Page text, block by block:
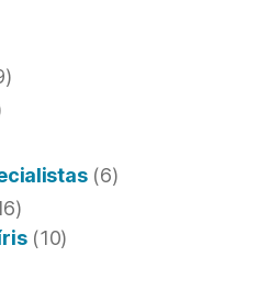
(6)
(10)